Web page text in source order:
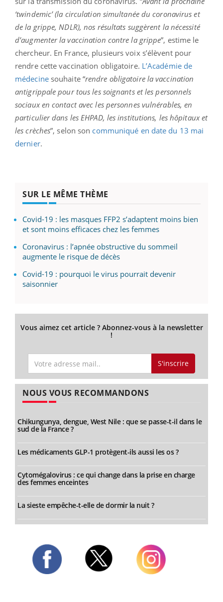
‘twindemic’ (la circulation simultanée du coronavirus et
de la grippe, NDLR), nos résultats suggèrent la nécessité
d’augmenter la vaccination contre la grippe”, estime le
chercheur. En France, plusieurs voix s’élèvent pour
rendre cette vaccination obligatoire. L’Académie de
médecinesouhaite “rendre obligatoire la vaccination
antigrippale pour tous les soignants et les personnels
sociaux en contact avec les personnes vulnérables, en
particulier dans les EHPAD, les institutions, les hôpitaux et
les crèches”, selon son communiqué en date du 13 mai
dernier.
SUR LE MÊME THÈME
Covid-19 : les masques FFP2 s’adaptent moins bien
et sont moins efficaces chez les femmes
Coronavirus : l’apnée obstructive du sommeil
augmente le risque de décès
Covid-19 : pourquoi le virus pourrait devenir
saisonnier
Vous aimez cet article ? Abonnez-vous à la newsletter
!
S'inscrire
NOUS VOUS RECOMMANDONS
Chikungunya, dengue, West Nile : que se passe-t-il dans le
sud de la France ?
Les médicaments GLP-1 protègent-ils aussi les os ?
Cytomégalovirus : ce qui change dans la prise en charge
des femmes enceintes
La sieste empêche-t-elle de dormir la nuit ?